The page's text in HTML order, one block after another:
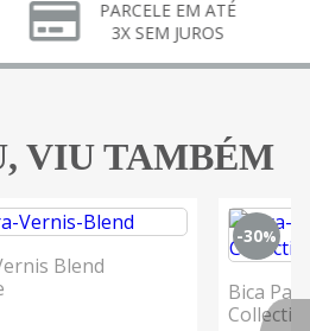
PARCELE EM ATÉ
3X SEM JUROS
VIU TAMBÉM
Blend
-30%
Bica